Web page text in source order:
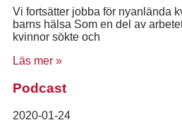
Vi fortsätter jobba för nyanlända
barns hälsa Som en del av
kvinnor sökte och
Läs mer »
Podcast
2020-01-24